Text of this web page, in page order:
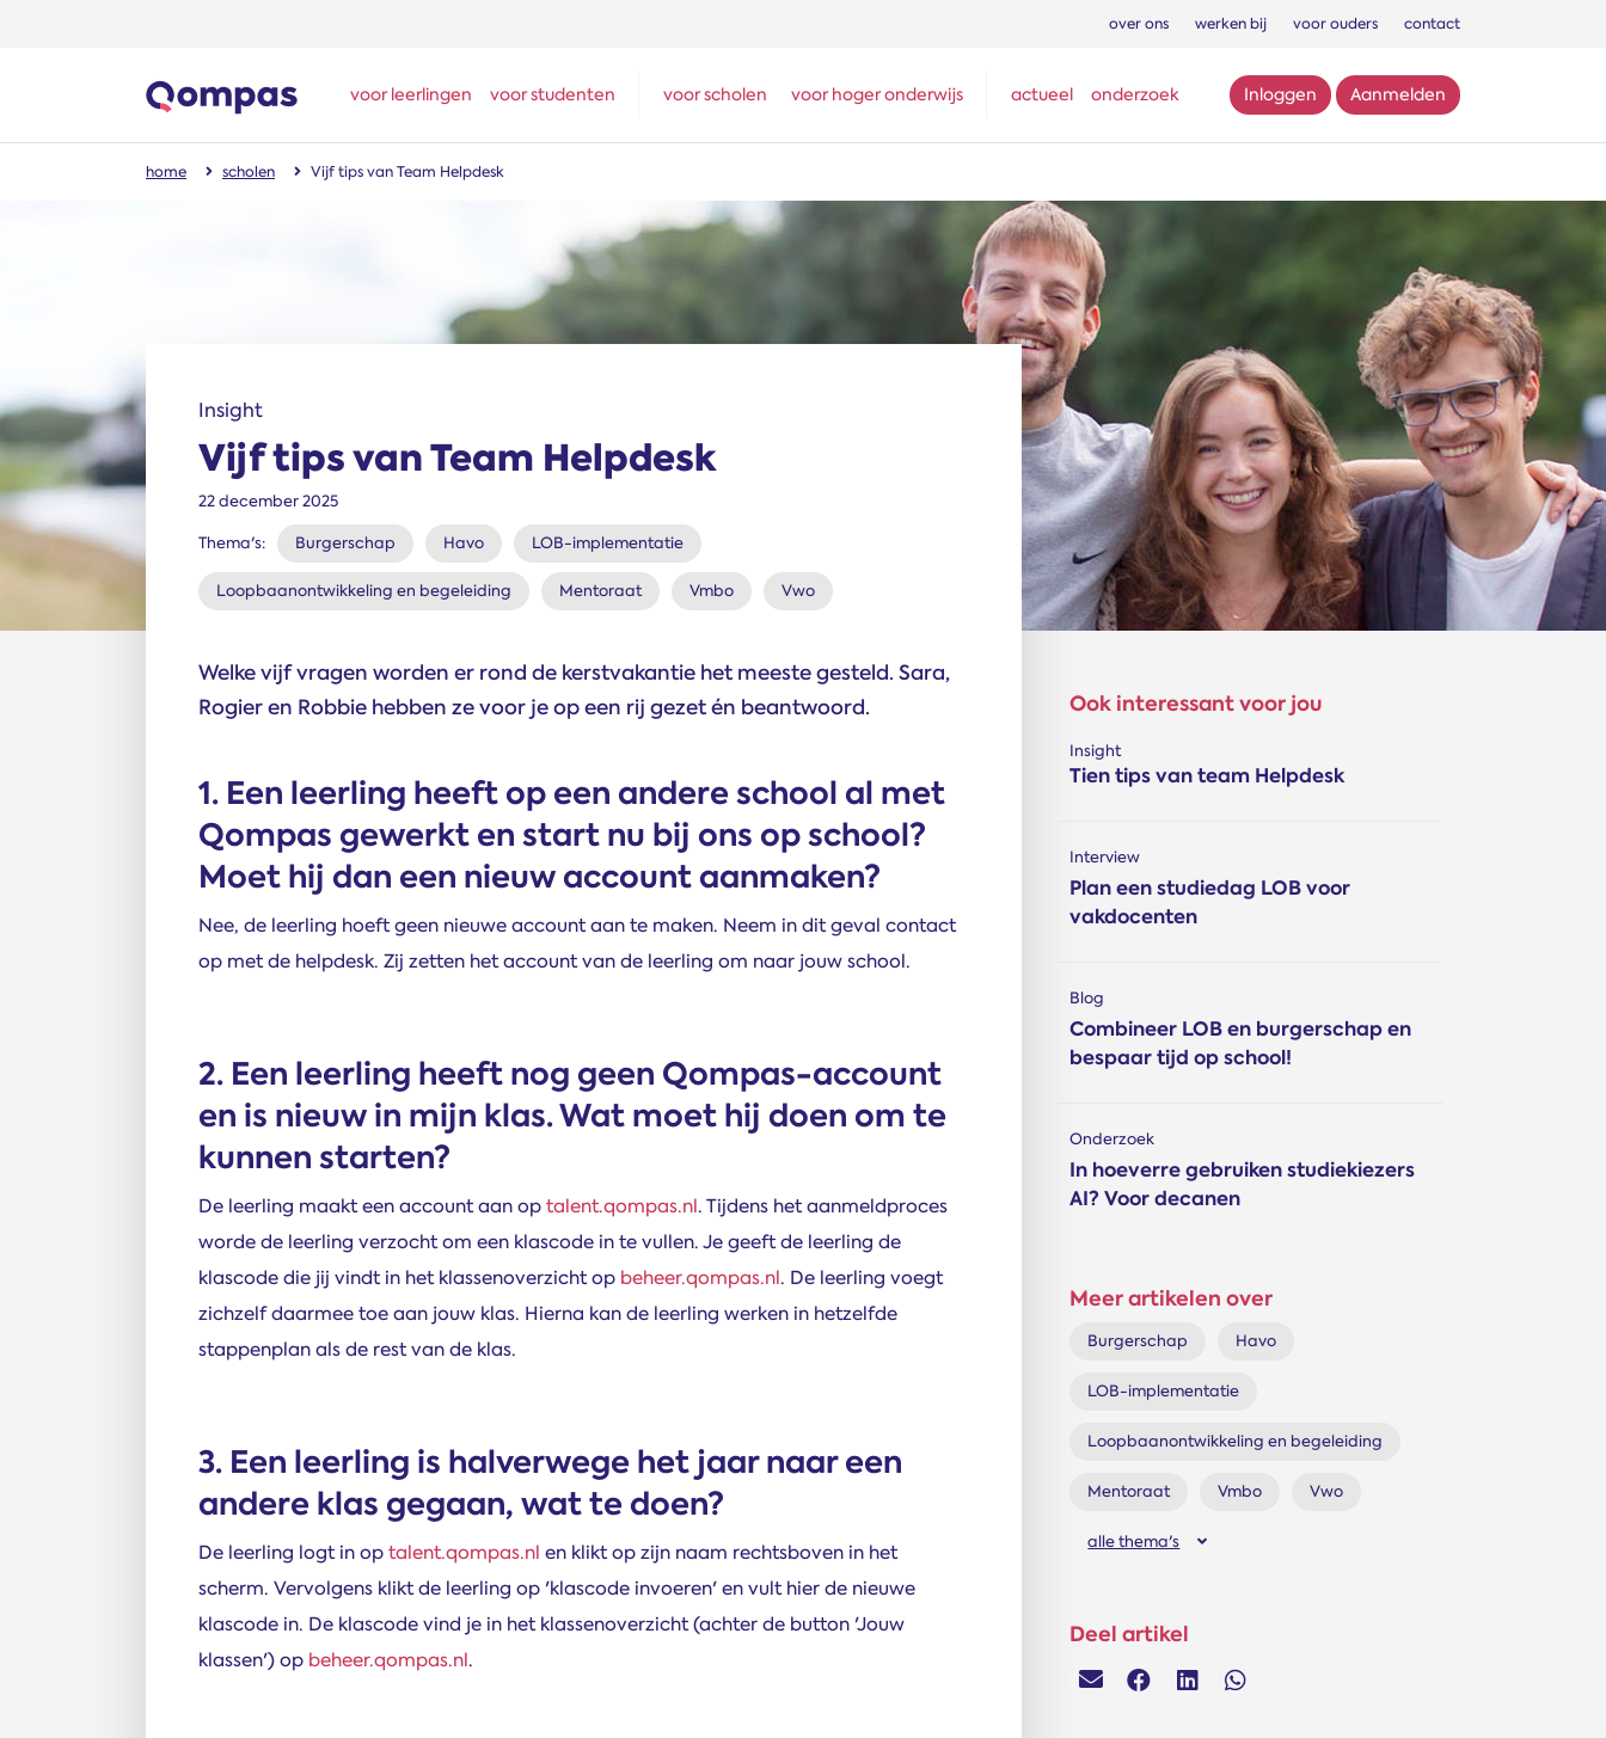
over ons werken bij voor ouders contact
voor leerlingen voor studenten voor scholen voor hoger onderwijs actueel onderzoek Inloggen Aanmelden
home scholen Vijf tips van Team Helpdesk
Insight
Vijf tips van Team Helpdesk
22 december 2025
Thema's: Burgerschap Havo LOB-implementatie
Loopbaanontwikkeling en begeleiding Mentoraat Vmbo Vwo
Welke vijf vragen worden er rond de kerstvakantie het meeste gesteld. Sara,
Rogier en Robbie hebben ze voor je op een rij gezet én beantwoord.
1. Een leerling heeft op een andere school al met
Qompas gewerkt en start nu bij ons op school?
Moet hij dan een nieuw account aanmaken?
Nee, de leerling hoeft geen nieuwe account aan te maken. Neem in dit geval contact
op met de helpdesk. Zij zetten het account van de leerling om naar jouw school.
2. Een leerling heeft nog geen Qompas-account
en is nieuw in mijn klas. Wat moet hij doen om te
kunnen starten?
De leerling maakt een account aan optalent.qompas.nl. Tijdens het aanmeldproces
worde de leerling verzocht om een klascode in te vullen. Je geeft de leerling de
klascode die jij vindt in het klassenoverzicht op beheer.qompas.nl. De leerling voegt
zichzelf daarmee toe aan jouw klas. Hierna kan de leerling werken in hetzelfde
stappenplan als de rest van de klas.
3. Een leerling is halverwege het jaar naar een
andere klas gegaan, wat te doen?
De leerling logt in optalent.qompas.nl en klikt op zijn naam rechtsboven in het
scherm. Vervolgens klikt de leerling op 'klascode invoeren' en vult hier de nieuwe
klascode in. De klascode vind je in het klassenoverzicht (achter de button 'Jouw
klassen') op beheer.qompas.nl.
Ook interessant voor jou
Insight
Tien tips van team Helpdesk
Interview
Plan een studiedag LOB voor
vakdocenten
Blog
Combineer LOB en burgerschap en
bespaar tijd op school!
Onderzoek
In hoeverre gebruiken studiekiezers
AI? Voor decanen
Meer artikelen over
Burgerschap Havo
LOB-implementatie
Loopbaanontwikkeling en begeleiding
Mentoraat Vmbo Vwo
alle thema's
Deel artikel